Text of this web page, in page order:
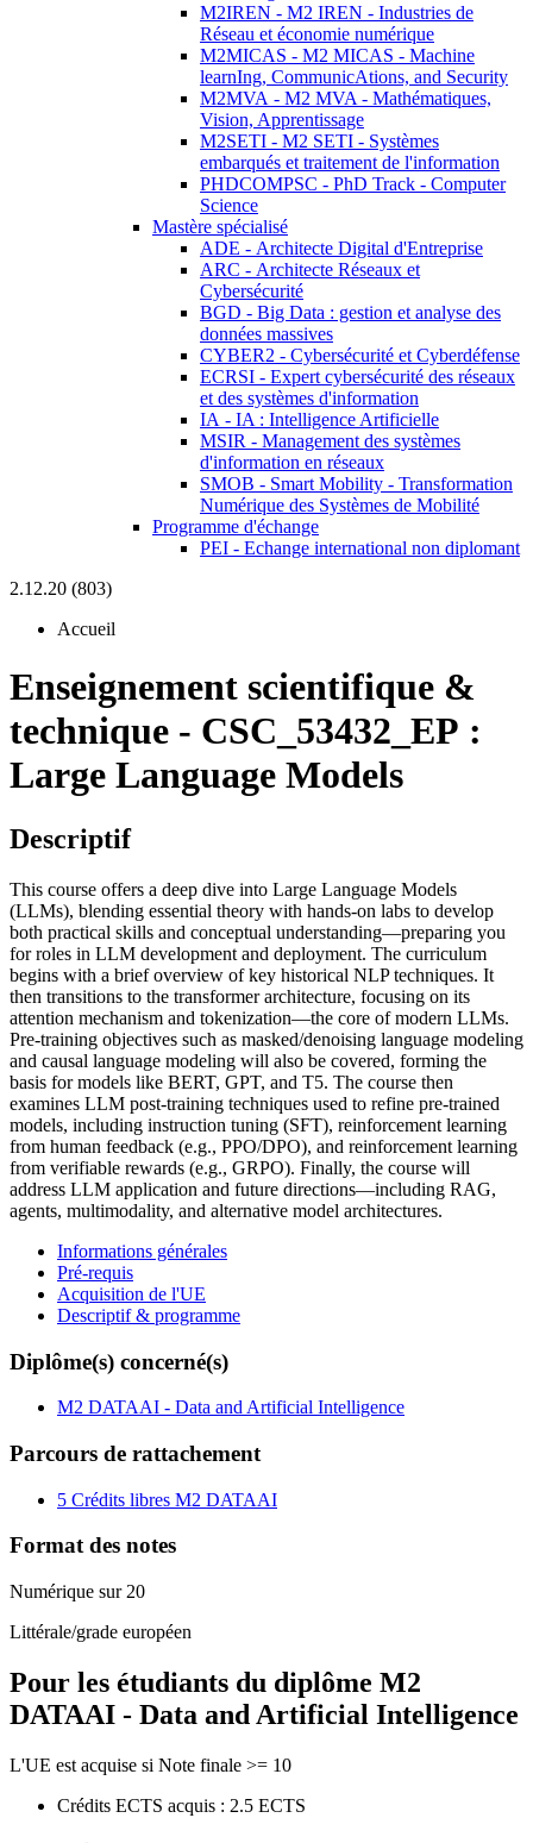
M2IREN - M2 IREN - Industries de
Réseau et économie numérique
M2MICAS - M2 MICAS - Machine
learnIng, CommunicAtions, and Security
M2MVA - M2 MVA - Mathématiques,
Vision, Apprentissage
M2SETI - M2 SETI - Systèmes
embarqués et traitement de l'information
PHDCOMPSC - PhD Track - Computer
Science
Mastère spécialisé
ADE - Architecte Digital d'Entreprise
ARC - Architecte Réseaux et
Cybersécurité
BGD - Big Data : gestion et analyse des
données massives
CYBER2 - Cybersécurité et Cyberdéfense
ECRSI - Expert cybersécurité des réseaux
et des systèmes d'information
IA - IA : Intelligence Artificielle
MSIR - Management des systèmes
d'information en réseaux
SMOB - Smart Mobility - Transformation
Numérique des Systèmes de Mobilité
Programme d'échange
PEI - Echange international non diplomant
2.12.20 (803)
Accueil
Enseignement scientifique &
technique - CSC_53432_EP :
Large Language Models
Descriptif
This course offers a deep dive into Large Language Models
(LLMs), blending essential theory with hands-on labs to develop
both practical skills and conceptual understanding—preparing you
for roles in LLM development and deployment. The curriculum
begins with a brief overview of key historical NLP techniques. It
then transitions to the transformer architecture, focusing on its
attention mechanism and tokenization—the core of modern LLMs.
Pre-training objectives such as masked/denoising language modeling
and causal language modeling will also be covered, forming the
basis for models like BERT, GPT, and T5. The course then
examines LLM post-training techniques used to refine pre-trained
models, including instruction tuning (SFT), reinforcement learning
from human feedback (e.g., PPO/DPO), and reinforcement learning
from verifiable rewards (e.g., GRPO). Finally, the course will
address LLM application and future directions—including RAG,
agents, multimodality, and alternative model architectures.
Informations générales
Pré-requis
Acquisition de l'UE
Descriptif & programme
Diplôme(s) concerné(s)
M2 DATAAI - Data and Artificial Intelligence
Parcours de rattachement
5 Crédits libres M2 DATAAI
Format des notes
Numérique sur 20
Littérale/grade européen
Pour les étudiants du diplôme M2
DATAAI - Data and Artificial Intelligence
L'UE est acquise si Note finale >= 10
Crédits ECTS acquis : 2.5 ECTS